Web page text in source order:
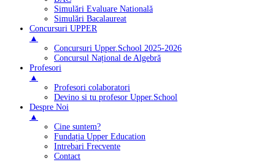
Simulări Evaluare Natională
Simulări Bacalaureat
Concursuri UPPER
▲
Concursuri Upper.School 2025-2026
Concursul Național de Algebră
Profesori
▲
Profesori colaboratori
Devino si tu profesor Upper.School
Despre Noi
▲
Cine suntem?
Fundația Upper Education
Intrebari Frecvente
Contact